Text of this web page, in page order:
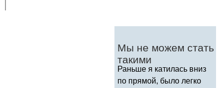
Мы не можем стать
такими
Раньше я катилась вниз
по прямой, было легко